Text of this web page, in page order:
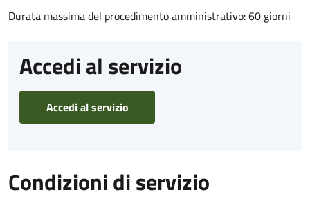
Durata massima del procedimento amministrativo: 60 giorni
Accedi al servizio
Accedi al servizio
Condizioni di servizio